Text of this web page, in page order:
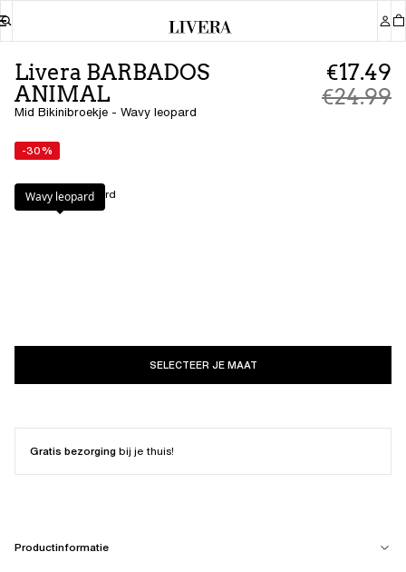
Livera BARBADOS
ANIMAL
Mid Bikinibroekje - Wavy leopard
€17.49
€24.99
-30%
Kleur:Wavy leopard
Wavy leopard
SELECTEER JE MAAT
Gratis bezorgingbij je thuis!
Productinformatie